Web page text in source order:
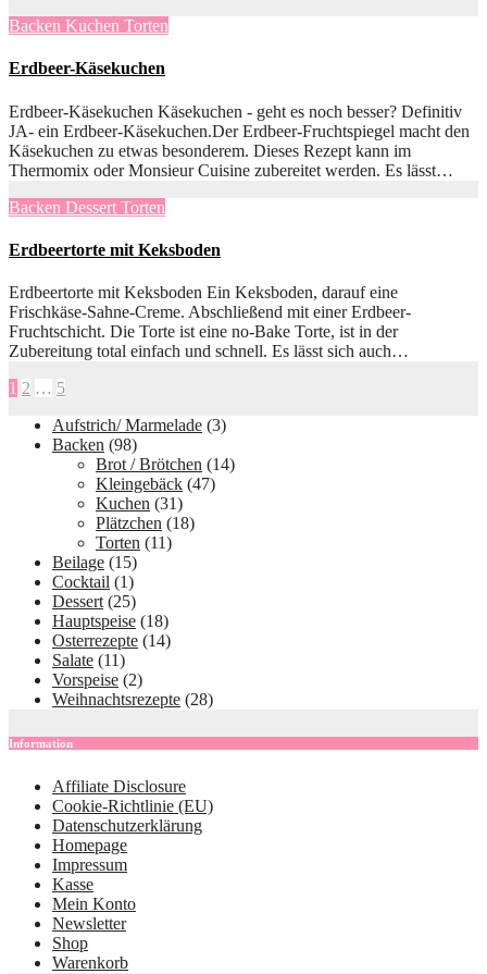
Backen Kuchen Torten
Erdbeer-Käsekuchen
Erdbeer-Käsekuchen Käsekuchen - geht es noch besser? Definitiv
JA- ein Erdbeer-Käsekuchen.Der Erdbeer-Fruchtspiegel macht den
Käsekuchen zu etwas besonderem. Dieses Rezept kann im
Thermomix oder Monsieur Cuisine zubereitet werden. Es lässt…
Backen Dessert Torten
Erdbeertorte mit Keksboden
Erdbeertorte mit Keksboden Ein Keksboden, darauf eine
Frischkäse-Sahne-Creme. Abschließend mit einer Erdbeer-
Fruchtschicht. Die Torte ist eine no-Bake Torte, ist in der
Zubereitung total einfach und schnell. Es lässt sich auch…
Seitennummerierung
der
Beiträge
1 2 … 5
Aufstrich/ Marmelade (3)
Backen (98)
Brot / Brötchen (14)
Kleingebäck (47)
Kuchen (31)
Plätzchen (18)
Torten (11)
Beilage (15)
Cocktail (1)
Dessert (25)
Hauptspeise (18)
Osterrezepte (14)
Salate (11)
Vorspeise (2)
Weihnachtsrezepte (28)
Information
Affiliate Disclosure
Cookie-Richtlinie (EU)
Datenschutzerklärung
Homepage
Impressum
Kasse
Mein Konto
Newsletter
Shop
Warenkorb